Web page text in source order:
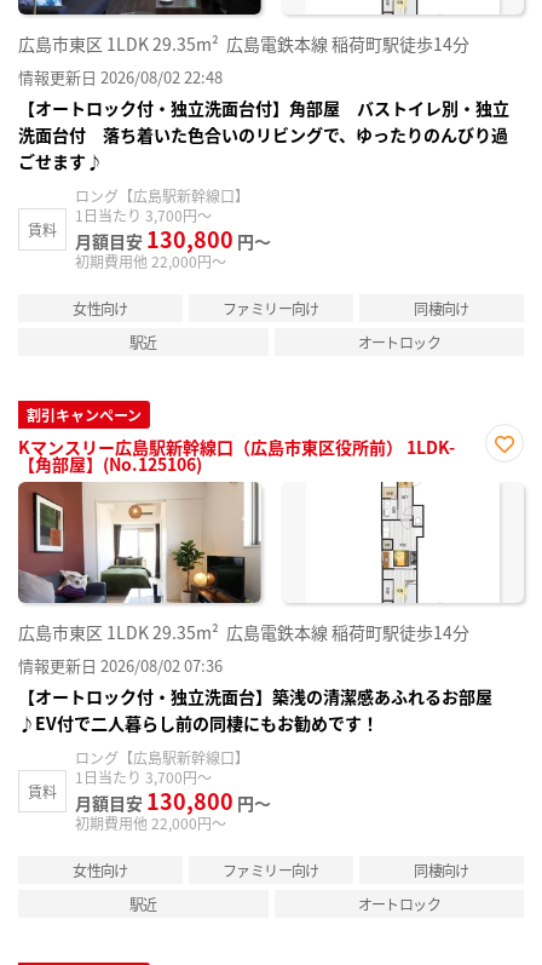
広島市東区 1LDK29.35m² 広島電鉄本線 稲荷町駅徒歩14分
情報更新日 2026/08/02 22:48
【オートロック付・独立洗面台付】角部屋 バストイレ別・独立
洗面台付 落ち着いた色合いのリビングで、ゆったりのんびり過
ごせます♪
賃料
ロング【広島駅新幹線口】
1日当たり 3,700円～
月額目安 130,800 円～
初期費用他 22,000円～
女性向け ファミリー向け
同棲向け
駅近
オートロック
割引キャンペーン
Kマンスリー広島駅新幹線口（広島市東区役所前） 1LDK-
【角部屋】(No.125106)
に入
広島市東区 1LDK29.35m² 広島電鉄本線 稲荷町駅徒歩14分
情報更新日 2026/08/02 07:36
【オートロック付・独立洗面台】築浅の清潔感あふれるお部屋
♪EV付で二人暮らし前の同棲にもお勧めです！
賃料
ロング【広島駅新幹線口】
1日当たり 3,700円～
月額目安 130,800 円～
初期費用他 22,000円～
女性向け ファミリー向け
同棲向け
駅近
オートロック